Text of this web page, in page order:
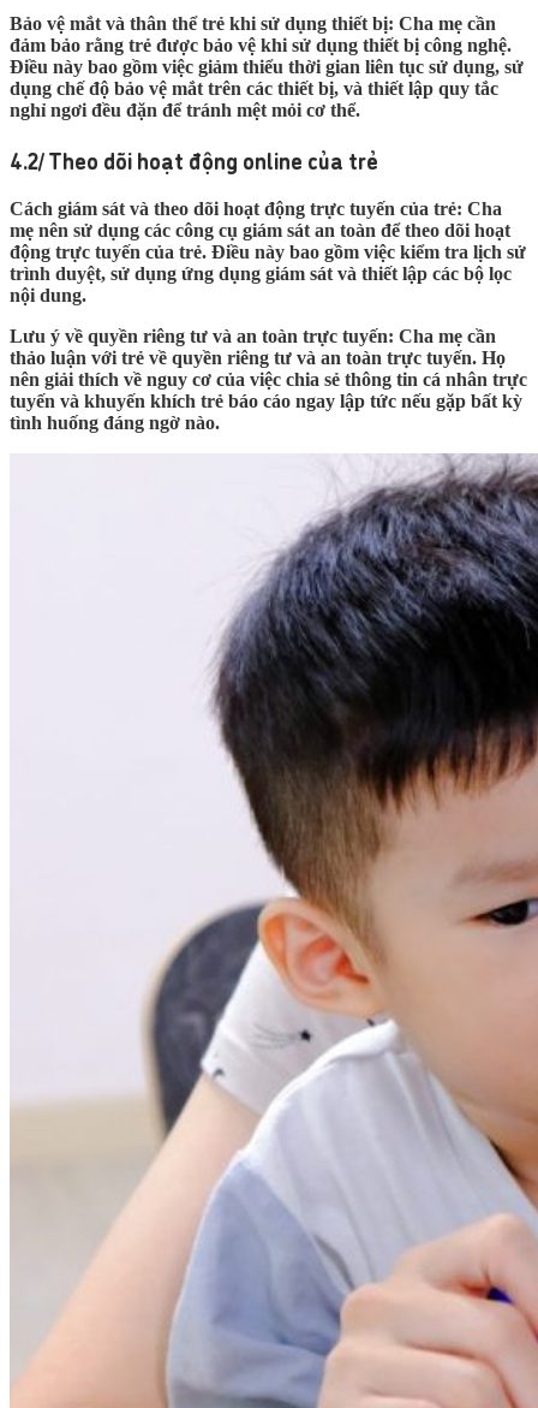
Bảo vệ mắt và thân thể trẻ khi sử dụng thiết bị: Cha mẹ cần
đảm bảo rằng trẻ được bảo vệ khi sử dụng thiết bị công nghệ.
Điều này bao gồm việc giảm thiểu thời gian liên tục sử dụng, sử
dụng chế độ bảo vệ mắt trên các thiết bị, và thiết lập quy tắc
nghỉ ngơi đều đặn để tránh mệt mỏi cơ thể.
4.2/ Theo dõi hoạt động online của trẻ
Cách giám sát và theo dõi hoạt động trực tuyến của trẻ: Cha
mẹ nên sử dụng các công cụ giám sát an toàn để theo dõi hoạt
động trực tuyến của trẻ. Điều này bao gồm việc kiểm tra lịch sử
trình duyệt, sử dụng ứng dụng giám sát và thiết lập các bộ lọc
nội dung.
Lưu ý về quyền riêng tư và an toàn trực tuyến: Cha mẹ cần
thảo luận với trẻ về quyền riêng tư và an toàn trực tuyến. Họ
nên giải thích về nguy cơ của việc chia sẻ thông tin cá nhân trực
tuyến và khuyến khích trẻ báo cáo ngay lập tức nếu gặp bất kỳ
tình huống đáng ngờ nào.